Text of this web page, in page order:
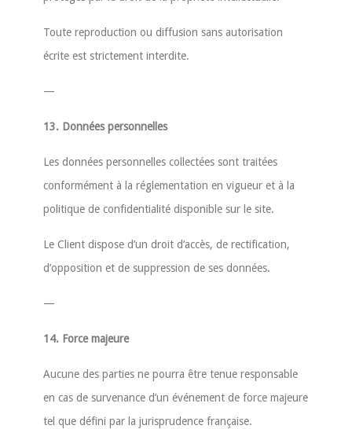
Toute reproduction ou diffusion sans autorisation
écrite est strictement interdite.
—
13. Données personnelles
Les données personnelles collectées sont traitées
conformément à la réglementation en vigueur et à la
politique de confidentialité disponible sur le site.
Le Client dispose d’un droit d’accès, de rectification,
d’opposition et de suppression de ses données.
—
14. Force majeure
Aucune des parties ne pourra être tenue responsable
en cas de survenance d’un événement de force majeure
tel que défini par la jurisprudence française.